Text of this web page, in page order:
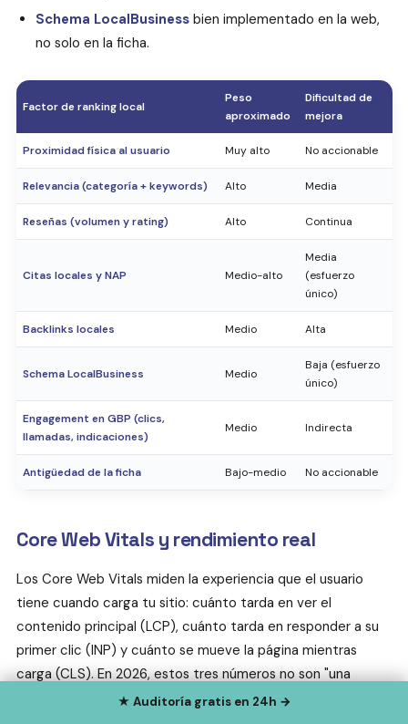
Schema LocalBusinessbien implementado en la web,
no solo en la ficha.
Factor de ranking local
Peso
aproximado
Dificultad de
mejora
Proximidad física al usuario Muy alto No accionable
Relevancia (categoría + keywords) Alto Media
Reseñas (volumen y rating) Alto Continua
Citas locales y NAP Medio-alto
Media
(esfuerzo
único)
Backlinks locales Medio Alta
Schema LocalBusiness Medio
Baja (esfuerzo
único)
Engagement en GBP (clics,
llamadas, indicaciones)
Medio Indirecta
Antigüedad de la ficha Bajo-medio No accionable
Core Web Vitals y rendimiento real
Los Core Web Vitals miden la experiencia que el usuario
tiene cuando carga tu sitio: cuánto tarda en ver el
contenido principal (LCP), cuánto tarda en responder a su
primer clic (INP) y cuánto se mueve la página mientras
carga (CLS). En 2026, estos tres números no son "una
optimización más": son el filtro que decide si tu página
★ Auditoría gratis en 24h →